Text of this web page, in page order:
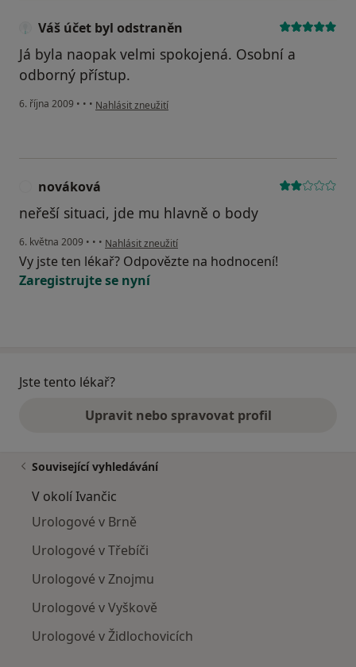
Váš účet byl odstraněn
Já byla naopak velmi spokojená. Osobní a
odborný přístup.
6. října 2009 • • • podle názoru uživatele Váš účet byl odstraněn
Nahlásit zneužití
nováková
neřeší situaci, jde mu hlavně o body
6. května 2009 • • • podle názoru uživatele nováková
Nahlásit zneužití
Vy jste ten lékař? Odpovězte na hodnocení!
Zaregistrujte se nyní
Jste tento lékař?
Upravit nebo spravovat profil
Související vyhledávání
V okolí Ivančic
Urologové v Brně
Urologové v Třebíči
Urologové v Znojmu
Urologové v Vyškově
Urologové v Židlochovicích